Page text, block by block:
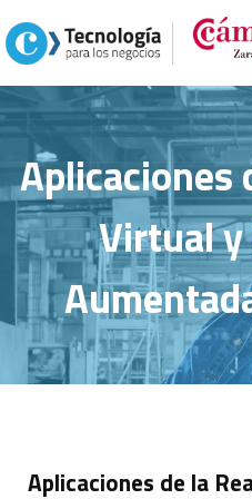
Inicio Portal sector servicios >
Aplicaciones de la Realidad Virtual y
Aplicaciones
Virtual y
Aplicaciones de la